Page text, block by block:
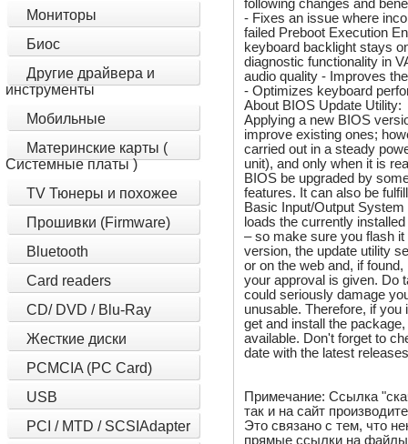
Мониторы
Биос
Другие драйвера и
инструменты
Мобильные
Материнские карты (
Системные платы )
TV Тюнеры и похожее
Прошивки (Firmware)
Bluetooth
Card readers
CD/ DVD / Blu-Ray
Жесткие диски
PCMCIA (PC Card)
USB
PCI / MTD / SCSIAdapter
following changes and
- Fixes an issue where
failed Preboot Execution
keyboard backlight stays
diagnostic functionality in
audio quality - Improves
- Optimizes keyboard
About BIOS Update Utility:
Applying a new BIOS
improve existing ones;
carried out in a steady
unit), and only when it is
BIOS be upgraded by
features. It can also be
Basic Input/Output
loads the currently
– so make sure you flash
version, the update utility
or on the web and, if
your approval is given. Do
could seriously damage
unusable. Therefore, if
get and install the
available. Don't forget to
date with the latest
Примечание: Ссылка
так и на сайт
Это связано с тем, что
прямые ссылки на